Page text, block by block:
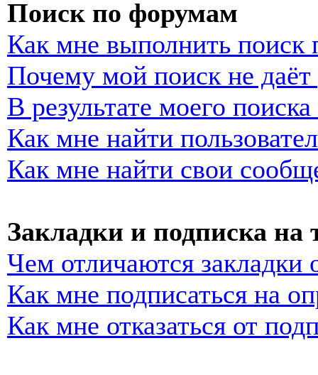
Поиск по форумам
Как мне выполнить
Почему мой поиск не даёт
В результате моего
Как мне найти
Как мне найти свои
Закладки и подписка на
Чем отличаются закладки
Как мне подписаться на
Как мне отказаться от